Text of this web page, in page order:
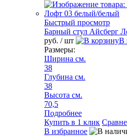
Быстрый просмотр
Барный стул Айсберг
руб. / шт
В
Размеры:
Ширина см.
38
Глубина см.
38
Высота см.
70,5
Подробнее
Купить в 1 клик
В избранное